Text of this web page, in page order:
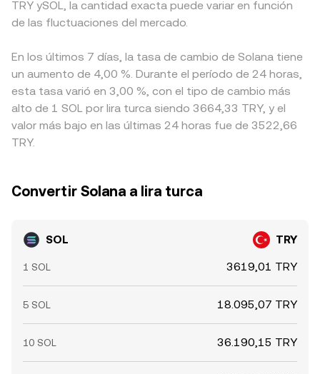
TRY ySOL, la cantidad exacta puede variar en función
de las fluctuaciones del mercado.
En los últimos 7 días, la tasa de cambio de Solana tiene
un aumento de 4,00 %. Durante el período de 24 horas,
esta tasa varió en 3,00 %, con el tipo de cambio más
alto de 1 SOL por lira turca siendo 3664,33 TRY, y el
valor más bajo en las últimas 24 horas fue de 3522,66
TRY.
Convertir Solana a lira turca
SOL TRY
1 SOL 3619,01 TRY
5 SOL 18.095,07 TRY
10 SOL 36.190,15 TRY